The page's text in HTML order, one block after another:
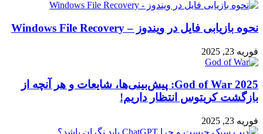
نحوه بازیابی فایل در ویندوز – Windows File Recovery
فوریه 23, 2025
God of War 2025: پیش‌بینی‌ها، شایعات و هر آنچه از
بازگشت کریتوس انتظار داریم!
فوریه 23, 2025